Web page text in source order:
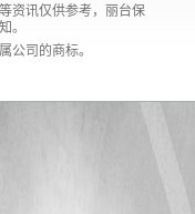
资讯仅供参考，丽台保
。
公司的商标。